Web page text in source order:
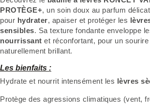
PROTÈGE+, un soin doux au parfum
pour hydrater, apaiser et protéger les
sensibles. Sa texture fondante enveloppe
nourrissant et réconfortant, pour un
naturellement brillant.
Les bienfaits :
Hydrate et nourrit intensément les lèvres
Protège des agressions climatiques (vent,